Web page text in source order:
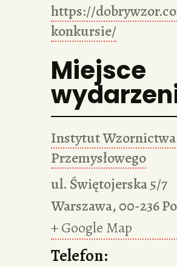
https://
konkursie/
Miejsce
Instytut Wzornictwa
Przemysłowego
ul. Świętojerska 5/7
Warszawa,00-236
+ Google Map
Telefon: